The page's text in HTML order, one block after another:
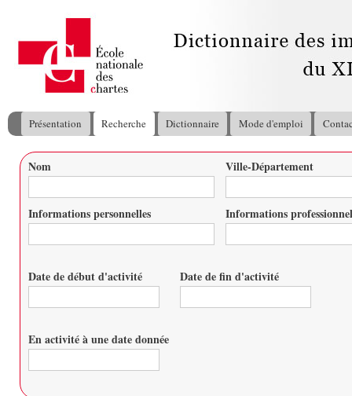
Menu principal
Présentation Recherche Dictionnaire Mode d'emploi
Vous êtes ici
Nom Ville-Département
Informations personnelles Informations
Date de début d'activité Date de fin d'activité
En activité à une date donnée